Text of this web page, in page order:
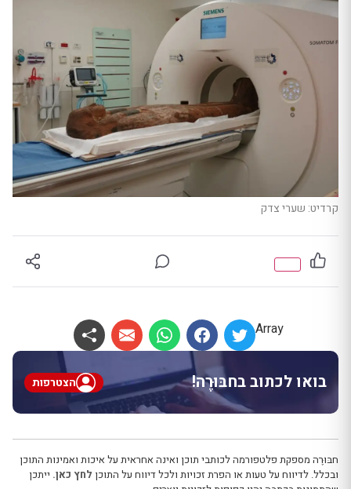
קרדיט: שערי צדק
Array
בואו לכתוב בחבּוּרֶה! הצטרפות
חבּוּרֶה מספקת פלטפורמה לכותבי תוכן ואינה אחראית על איכות ואמינות התוכן
ובכלל. לדיווח על טעות או הפרת זכויות ולכל דיווח על התוכן לחץ כאן. ייתכן